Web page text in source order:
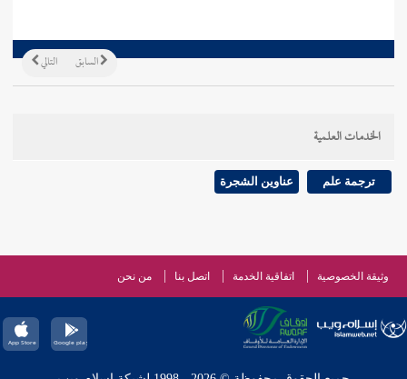
التالي السابق
الخدمات العلمية
ترجمة علم عناوين الشجرة
وثيقة الخصوصية اتفاقية الخدمة اتصل بنا من نحن